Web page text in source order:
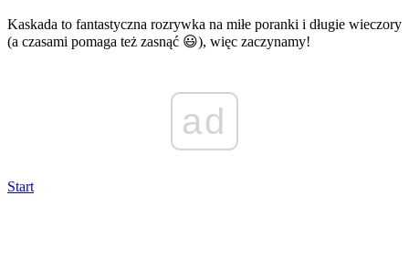
Kaskada to fantastyczna rozrywka na miłe poranki i długie wieczory
(a czasami pomaga też zasnąć 😃), więc zaczynamy!
ad
Start